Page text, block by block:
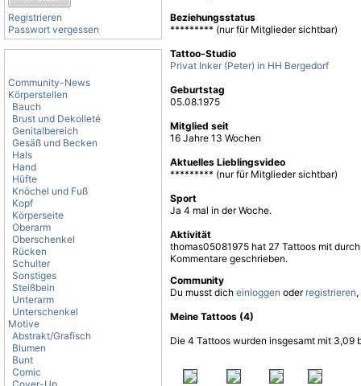
Registrieren
Passwort vergessen
Community-News
Körperstellen
Bauch
Brust und Dekolleté
Genitalbereich
Gesäß und Becken
Hals
Hand
Hüfte
Knöchel und Fuß
Kopf
Körperseite
Oberarm
Oberschenkel
Rücken
Schulter
Sonstiges
Steißbein
Unterarm
Unterschenkel
Motive
Abstrakt/Grafisch
Blumen
Bunt
Comic
Beziehungsstatus
********* (nur für Mitglieder sichtbar)
Tattoo-Studio
Privat Inker (Peter) in HH Bergedorf
Geburtstag
05.08.1975
Mitglied seit
16 Jahre 13 Wochen
Aktuelles Lieblingsvideo
********* (nur für Mitglieder sichtbar)
Sport
Ja 4 mal in der Woche.
Aktivität
thomas05081975 hat 27 Tattoos mit
Kommentare geschrieben.
Community
Du musst dich einloggen oder registrieren
Meine Tattoos (4)
Die 4 Tattoos wurden insgesamt mit 3,09